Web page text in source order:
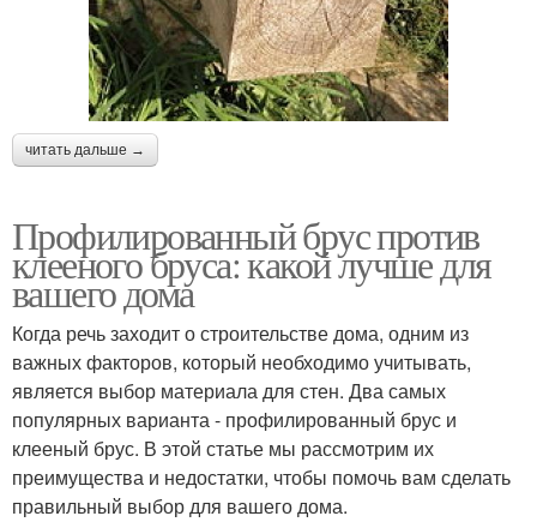
читать дальше →
Профилированный брус против
клееного бруса: какой лучше для
вашего дома
Когда речь заходит о строительстве дома, одним из
важных факторов, который необходимо учитывать,
является выбор материала для стен. Два самых
популярных варианта - профилированный брус и
клееный брус. В этой статье мы рассмотрим их
преимущества и недостатки, чтобы помочь вам сделать
правильный выбор для вашего дома.